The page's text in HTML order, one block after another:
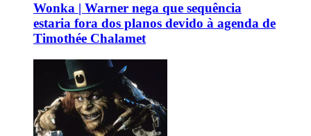
Wonka | Warner nega que sequência
estaria fora dos planos devido à agenda de
Timothée Chalamet